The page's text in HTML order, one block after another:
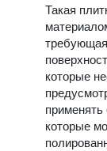
Такая
которые
которые